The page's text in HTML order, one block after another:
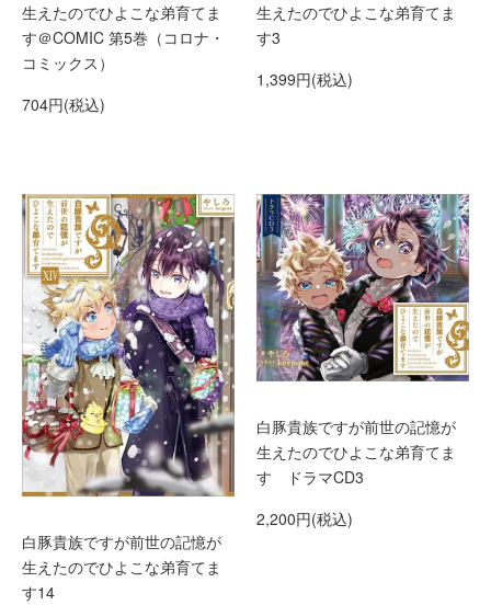
生えたのでひよこな弟育てま
す＠COMIC 第5巻（コロナ・
コミックス）
704円(税込)
生えたのでひよこな弟育てま
す3
1,399円(税込)
白豚貴族ですが前世の記憶が
生えたのでひよこな弟育てま
す14
白豚貴族ですが前世の記憶が
生えたのでひよこな弟育てま
す ドラマCD3
2,200円(税込)